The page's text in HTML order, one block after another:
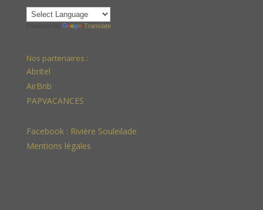
Translate
Nos partenaires :
Abritel
AirBnb
PAPVACANCES
Facebook : Rivière Souleilade
Mentions légales